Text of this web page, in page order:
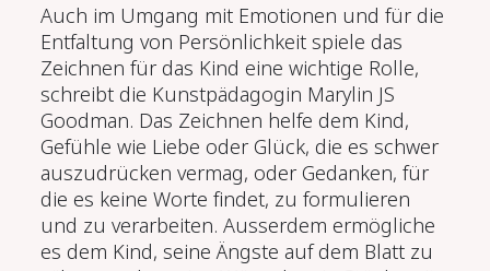
Auch im Umgang mit Emotionen und für die
Entfaltung von Persönlichkeit spiele das
Zeichnen für das Kind eine wichtige Rolle,
schreibt die Kunstpädagogin Marylin JS
Goodman. Das Zeichnen helfe dem Kind,
Gefühle wie Liebe oder Glück, die es schwer
auszudrücken vermag, oder Gedanken, für
die es keine Worte findet, zu formulieren
und zu verarbeiten. Ausserdem ermögliche
es dem Kind, seineÄngste auf dem Blatt zu